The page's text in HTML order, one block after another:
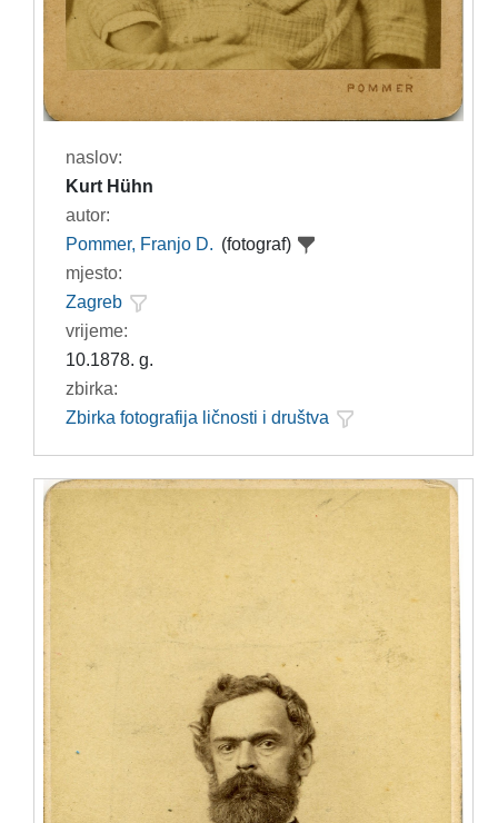
naslov:
Kurt Hühn
autor:
Pommer, Franjo D. (fotograf)
mjesto:
Zagreb
vrijeme:
10.1878. g.
zbirka:
Zbirka fotografija ličnosti i društva